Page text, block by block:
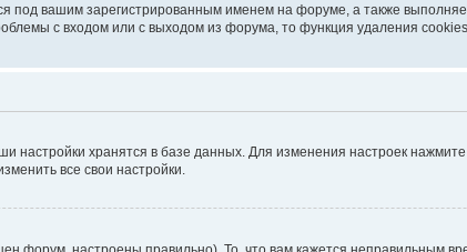
под вашим зарегистрированным именем на форуме, а также
с входом или с выходом из форума, то функция удаления
настройки хранятся в базе данных. Для изменения настроек
все свои настройки.